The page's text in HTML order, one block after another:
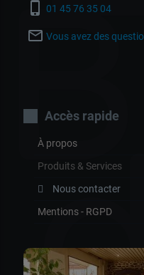
phone_iphone 01 45 76 35 04
mail_outline Vous avez des
Accès rapide
À propos
Produits & Services
Nous contacter
Mentions - RGPD